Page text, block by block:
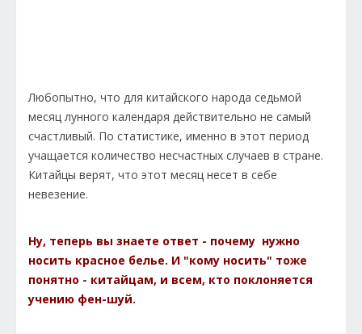
Любопытно, что для китайского народа седьмой
месяц лунного календаря действительно не самый
счастливый. По статистике, именно в этот период
учащается количество несчастных случаев в стране.
Китайцы верят, что этот месяц несет в себе
невезение.
Ну, теперь вы знаете ответ - почему нужно
носить красное белье. И "кому носить" тоже
понятно - китайцам, и всем, кто поклоняется
учению фен-шуй.